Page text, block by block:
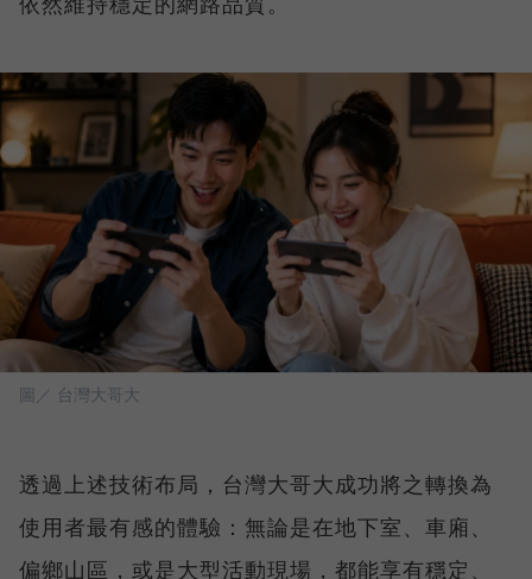
圖／ 台灣大哥大
透過上述技術布局，台灣大哥大成功將之轉換為
使用者最有感的體驗：無論是在地下室、車廂、
偏鄉山區，或是大型活動現場，都能享有穩定、